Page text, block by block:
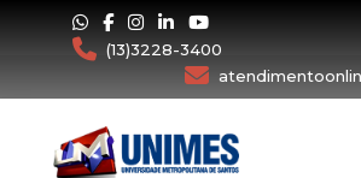
(13)3228-3400